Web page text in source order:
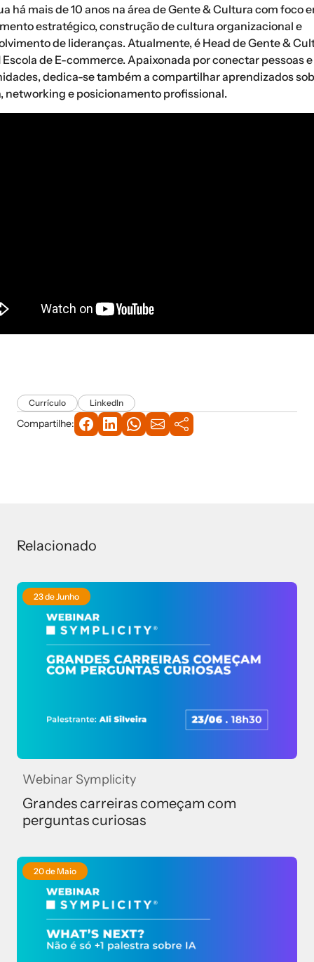
há mais de 10 anos na área de Gente & Cultura com foco
estratégico, construção de cultura organizacional e
de lideranças. Atualmente, é Head de Gente &
Escola de E-commerce. Apaixonada por conectar pessoas e
dedica-se também a compartilhar aprendizados
networking e posicionamento profissional.
Currículo LinkedIn
Compartilhe:
Relacionado
23 de Junho
Grandes carreiras começam com
perguntas curiosas
Webinar Symplicity
20 de Maio